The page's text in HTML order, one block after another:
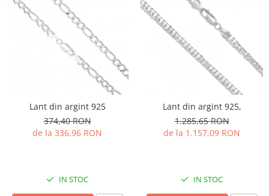
Lant din argint 925
374,40 RON
de la 336,96 RON
IN STOC
Lant din argint 925,
1.285,65 RON
de la 1.157,09 RON
IN STOC